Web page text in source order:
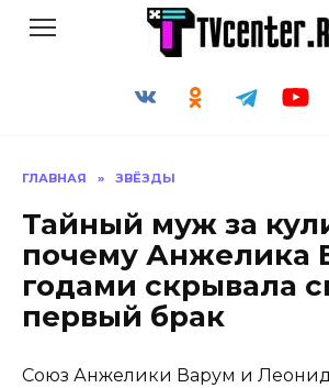
ГЛАВНАЯ » ЗВЁЗДЫ
Тайный муж за
почему Анжелика
годами скрывала
первый брак
Союз Анжелики Варум и